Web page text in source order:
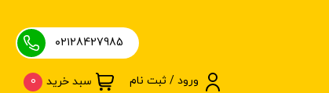
۰۲۱28427985
ورود / ثبت نام سبد خرید 0